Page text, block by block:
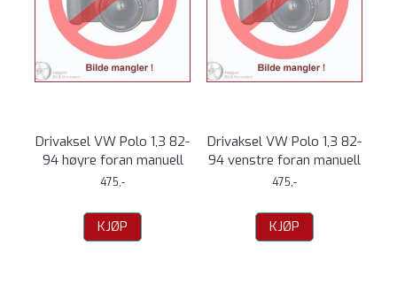
Drivaksel VW Polo 1,3 82-
94 høyre foran manuell
475,-
KJØP
Drivaksel VW Polo 1,3 82-
94 venstre foran manuell
475,-
KJØP